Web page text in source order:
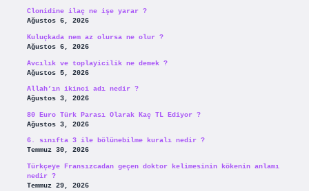
Clonidine ilaç ne işe yarar ?
Ağustos 6, 2026
Kuluçkada nem az olursa ne olur ?
Ağustos 6, 2026
Avcılık ve toplayicilik ne demek ?
Ağustos 5, 2026
Allah’ın ikinci adı nedir ?
Ağustos 3, 2026
80 Euro Türk Parası Olarak Kaç TL Ediyor ?
Ağustos 3, 2026
6. sınıfta 3 ile bölünebilme kuralı nedir ?
Temmuz 30, 2026
Türkçeye Fransızcadan geçen doktor kelimesinin kökenin anlamı
nedir ?
Temmuz 29, 2026